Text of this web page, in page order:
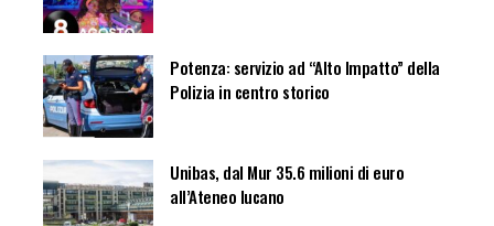
Potenza: servizio ad “Alto Impatto” della
Polizia in centro storico
Unibas, dal Mur 35.6 milioni di euro
all’Ateneo lucano